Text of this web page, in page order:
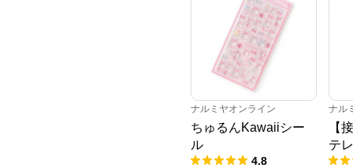
ナルミヤオンライン
ちゅるんKawaiiシー
ル
4.8
ナル
【
テ